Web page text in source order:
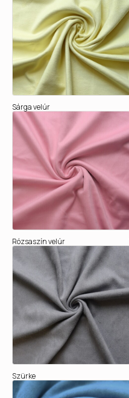
Sárga velúr
Rózsaszín velúr
Szürke